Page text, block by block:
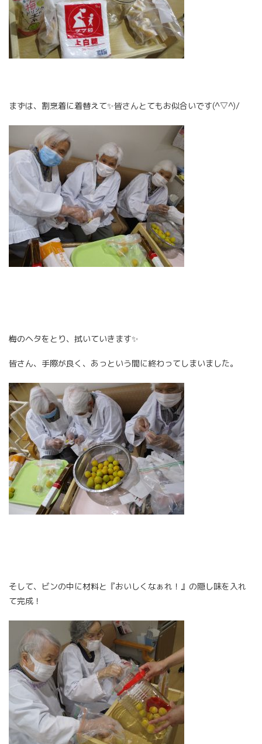
まずは、割烹着に着替えて✨皆さんとてもお似合いです(^▽^)/
梅のヘタをとり、拭いていきます✨
皆さん、手際が良く、あっという間に終わってしまいました。
そして、ビンの中に材料と『おいしくなぁれ！』の隠し味を入れ
て完成！